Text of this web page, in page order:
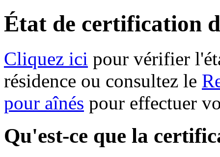
État de certification
Cliquez ici pour vérifier
résidence ou consultez le
pour aînés pour effectuer
Qu'est-ce que la